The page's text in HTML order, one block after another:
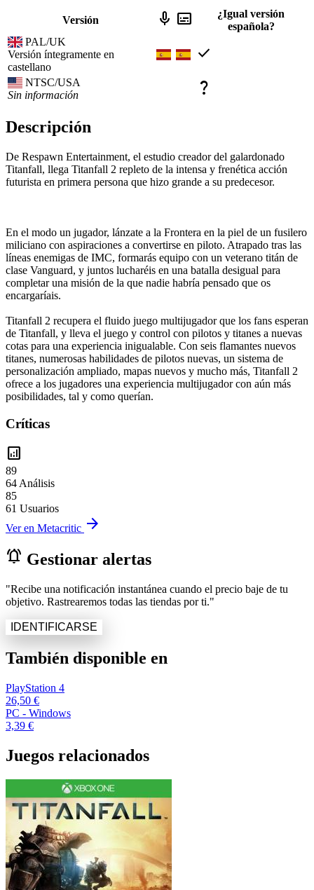
Versión mic subtitles
¿Igual versión
española?
PAL/UK
Versión íntegramente en
castellano
check
NTSC/USA
Sin información
question_mark
Descripción
De Respawn Entertainment, el estudio creador del galardonado
Titanfall, llega Titanfall 2 repleto de la intensa y frenética acción
futurista en primera persona que hizo grande a su predecesor.
En el modo un jugador, lánzate a la Frontera en la piel de un fusilero
miliciano con aspiraciones a convertirse en piloto. Atrapado tras las
líneas enemigas de IMC, formarás equipo con un veterano titán de
clase Vanguard, y juntos lucharéis en una batalla desigual para
completar una misión de la que nadie habría pensado que os
encargaríais.
Titanfall 2 recupera el fluido juego multijugador que los fans esperan
de Titanfall, y lleva el juego y control con pilotos y titanes a nuevas
cotas para una experiencia inigualable. Con seis flamantes nuevos
titanes, numerosas habilidades de pilotos nuevas, un sistema de
personalización ampliado, mapas nuevos y mucho más, Titanfall 2
ofrece a los jugadores una experiencia multijugador con aún más
posibilidades, tal y como querían.
Críticas
analytics
89
64 Análisis
85
61 Usuarios
Ver en Metacritic arrow_forward
notifications_active Gestionar alertas
"Recibe una notificación instantánea cuando el precio baje de tu
objetivo. Rastrearemos todas las tiendas por ti."
IDENTIFICARSE
También disponible en
PlayStation 4
26,50 €
PC - Windows
3,39 €
Juegos relacionados